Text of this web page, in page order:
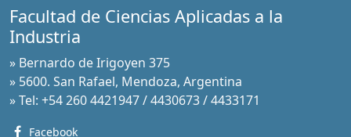
Facultad de Ciencias Aplicadas a la
Industria
» Bernardo de Irigoyen 375
» 5600. San Rafael, Mendoza, Argentina
» Tel: +54 260 4421947 / 4430673 / 4433171
Facebook